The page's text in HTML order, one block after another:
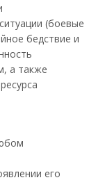
(боевые
бедствие и
а также
его